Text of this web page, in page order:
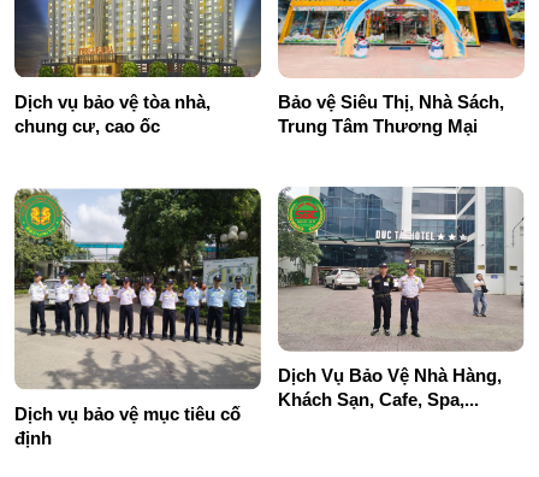
Dịch vụ bảo vệ tòa nhà,
chung cư, cao ốc
Bảo vệ Siêu Thị, Nhà Sách,
Trung Tâm Thương Mại
Dịch vụ bảo vệ mục tiêu cố
định
Dịch Vụ Bảo Vệ Nhà Hàng,
Khách Sạn, Cafe, Spa,...